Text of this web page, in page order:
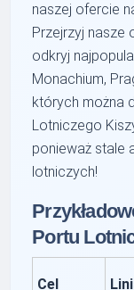
naszej ofercie
Przejrzyj nasze
odkryj
Monachium,
których można
Lotniczego
ponieważ stale
lotniczych!
Portu
Cel